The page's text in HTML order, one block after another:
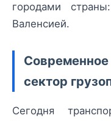
городами
Валенсией.
Современное
сектор
Сегодня